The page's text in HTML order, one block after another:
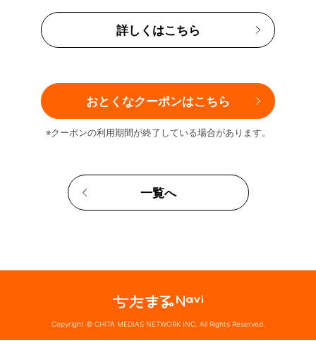
詳しくはこちら
おとくなクーポンはこちら
※クーポンの利用期間が終了している場合があります。
一覧へ
Copyright © CHITA MEDIAS NETWORK INC. All Rights Reserved.